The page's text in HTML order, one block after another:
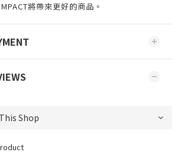
將帶來更好的商品。